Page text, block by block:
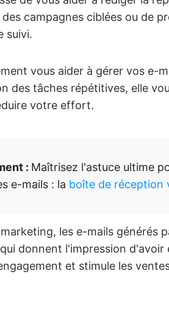
campagnes ciblées ou de
suivi.
vous aider à gérer vos e-
des tâches répétitives, elle
votre effort.
: Maîtrisez l'astuce ultime
e-mails : la boîte de réception
les e-mails générés
donnent l'impression
et stimule les